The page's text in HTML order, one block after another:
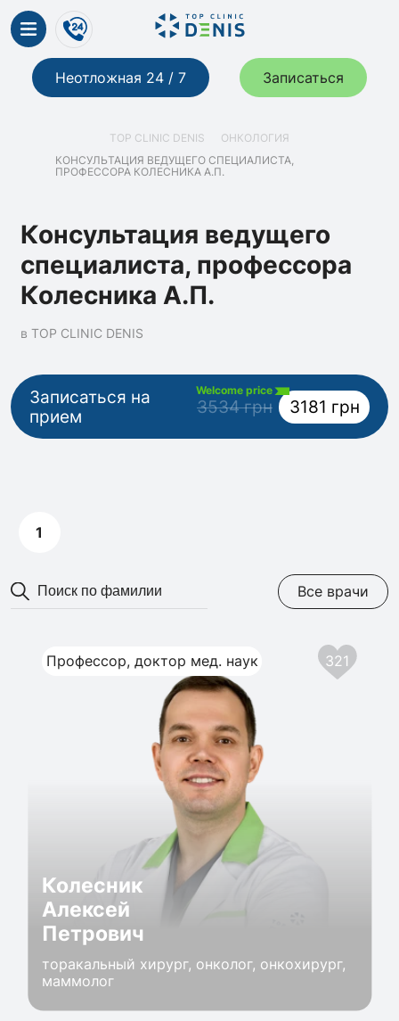
Неотложная 24 / 7 Записаться
TOP CLINIC DENIS
ОНКОЛОГИЯ
КОНСУЛЬТАЦИЯ ВЕДУЩЕГО СПЕЦИАЛИСТА,
ПРОФЕССОРА КОЛЕСНИКА А.П.
Консультация ведущего
специалиста, профессора
Колесника А.П.
в TOP CLINIC DENIS
Записаться на
прием
Welcome price
3534 грн 3181 грн
1
Все врачи
Профессор, доктор мед. наук 321
Колесник
Алексей
Петрович
торакальный хирург, онколог, онкохирург,
маммолог